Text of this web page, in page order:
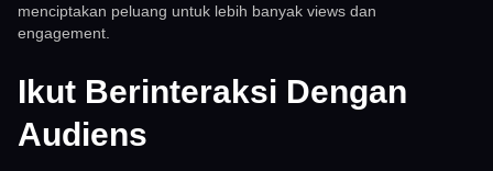
menciptakan peluang untuk lebih banyak views dan
engagement.
Ikut Berinteraksi Dengan
Audiens